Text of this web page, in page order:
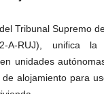
Tribunal Supremo
A-RUJ), unifica
unidades
alojamiento para